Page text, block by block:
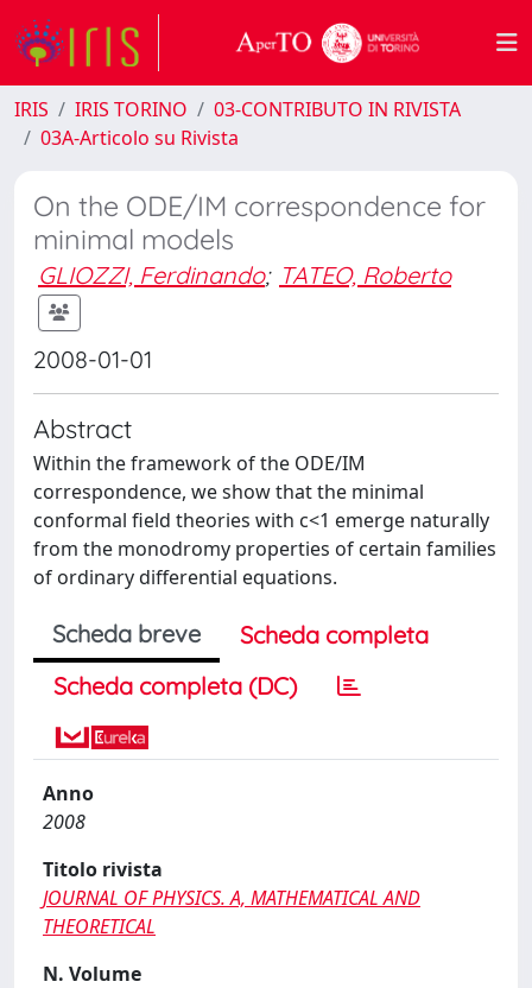
IRIS IRIS TORINO
03-CONTRIBUTO IN RIVISTA
03A-Articolo su Rivista
On the ODE/IM correspondence for
minimal models
GLIOZZI, Ferdinando; TATEO, Roberto
2008-01-01
Abstract
Within the framework of the ODE/IM
correspondence, we show that the minimal
conformal field theories with c<1 emerge naturally
from the monodromy properties of certain families
of ordinary differential equations.
Scheda breve
Scheda completa
Scheda completa (DC)
Anno
2008
Titolo rivista
JOURNAL OF PHYSICS. A, MATHEMATICAL AND
THEORETICAL
N. Volume